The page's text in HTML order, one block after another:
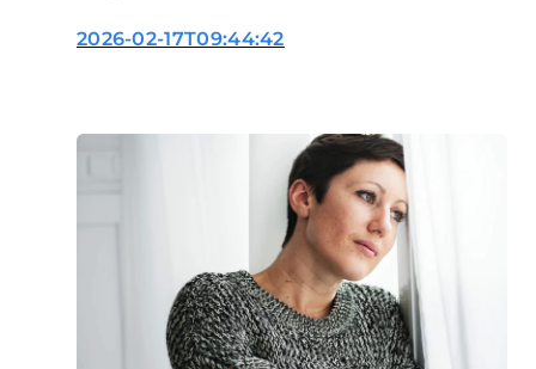
demenza
2026-02-17T09:44:42